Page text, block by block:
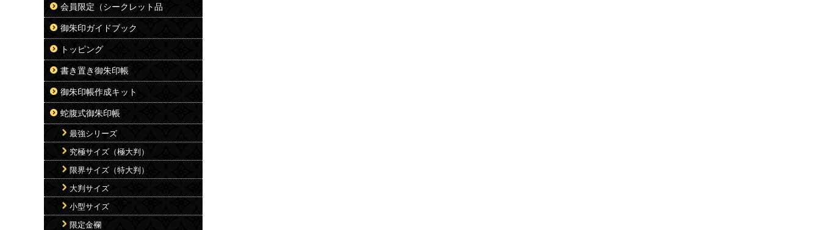
会員限定（シークレット品
御朱印ガイドブック
トッピング
書き置き御朱印帳
御朱印帳作成キット
蛇腹式御朱印帳
最強シリーズ
究極サイズ（極大判）
限界サイズ（特大判）
大判サイズ
小型サイズ
限定金襴